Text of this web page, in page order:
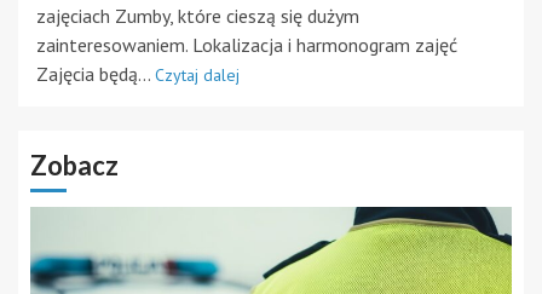
zajęciach Zumby, które cieszą się dużym
zainteresowaniem. Lokalizacja i harmonogram zajęć
Zajęcia będą... Czytaj dalej
Zobacz